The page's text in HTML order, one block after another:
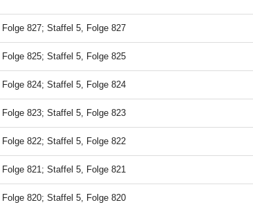
Folge 827; Staffel 5, Folge 827
Folge 825; Staffel 5, Folge 825
Folge 824; Staffel 5, Folge 824
Folge 823; Staffel 5, Folge 823
Folge 822; Staffel 5, Folge 822
Folge 821; Staffel 5, Folge 821
Folge 820; Staffel 5, Folge 820